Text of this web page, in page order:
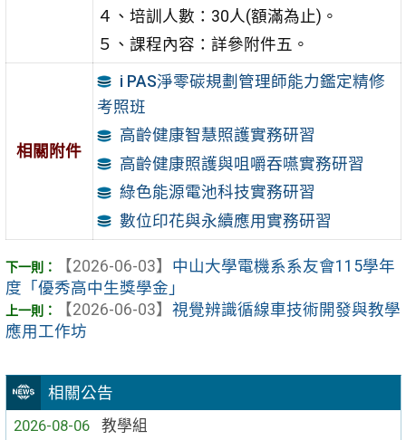
相關公告
2026-08-06
教學組
４、培訓人數：30人(額滿為止)。
５、課程內容：詳參附件五。
相關附件
i PAS淨零碳規劃管理師能力鑑定精修
考照班
高齡健康智慧照護實務研習
高齡健康照護與咀嚼吞嚥實務研習
綠色能源電池科技實務研習
數位印花與永續應用實務研習
【2026-06-03】 中山大學電機系系友會115學年
度「優秀高中生獎學金」
【2026-06-03】 視覺辨識循線車技術開發與教學
應用工作坊